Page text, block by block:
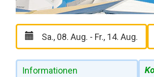
Informationen